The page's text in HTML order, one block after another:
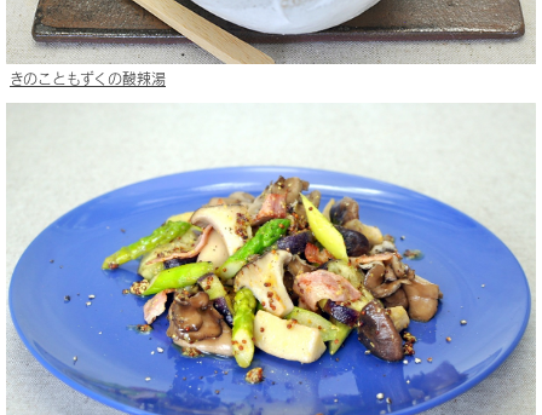
きのこともずくの酸辣湯